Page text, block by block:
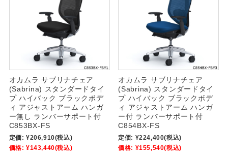
オカムラ サブリナチェア
(Sabrina) スタンダードタイ
プ ハイバック ブラックボデ
ィ アジャストアーム ハンガ
ー無し ランバーサポート付
C853BX-FS
定価: ¥206,910(税込)
価格: ¥143,440(税込)
オカムラ サブリナチェア
(Sabrina) スタンダードタイ
プ ハイバック ブラックボデ
ィ アジャストアーム ハンガ
ー付 ランバーサポート付
C854BX-FS
定価: ¥224,400(税込)
価格: ¥155,540(税込)